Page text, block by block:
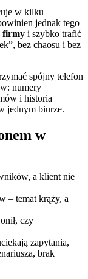
w kilku
jednak tego
firmy i szybko trafić
bez chaosu i bez
spójny telefon
numery
i historia
jednym biurze.
w
a klient nie
– temat krąży, a
czy
zapytania,
brak